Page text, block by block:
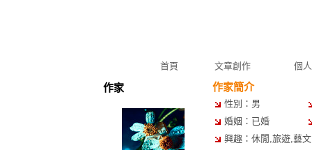
首頁 文章創作 個
作家 作家簡介
性別：男
婚姻：已婚
興趣：休閒,旅遊,藝